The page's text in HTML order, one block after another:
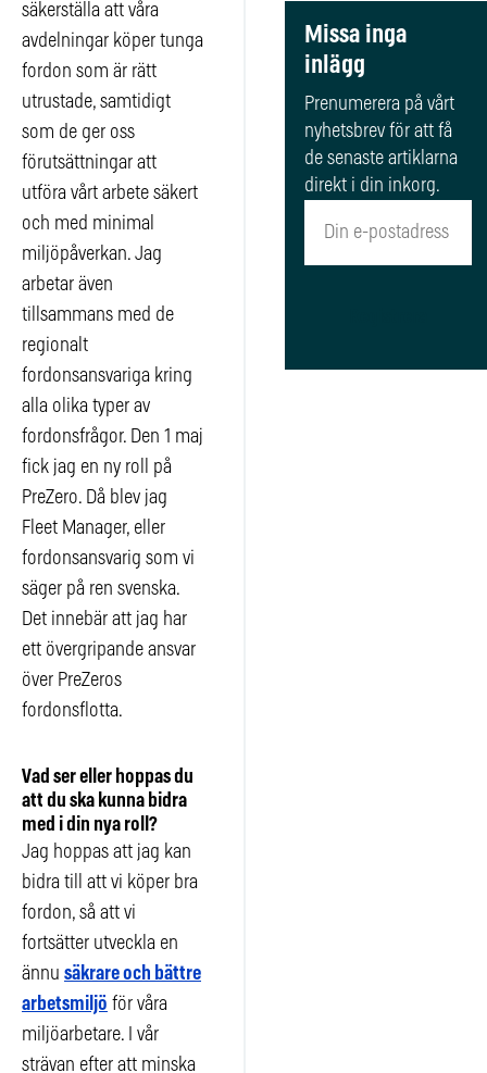
säkerställa att våra
avdelningar köper tunga
fordon som är rätt
utrustade, samtidigt
som de ger oss
förutsättningar att
utföra vårt arbete säkert
och med minimal
miljöpåverkan. Jag
arbetar även
tillsammans med de
regionalt
fordonsansvariga kring
alla olika typer av
fordonsfrågor. Den 1 maj
fick jag en ny roll på
PreZero. Då blev jag
Fleet Manager, eller
fordonsansvarig som vi
säger på ren svenska.
Det innebär att jag har
ett övergripande ansvar
över PreZeros
fordonsflotta.
Vad ser eller hoppas du
att du ska kunna bidra
med i din nya roll?
Jag hoppas att jag kan
bidra till att vi köper bra
fordon, så att vi
fortsätter utveckla en
ännu säkrare och bättre
arbetsmiljö för våra
miljöarbetare. I vår
strävan efter att minska
Missa inga
inlägg
Prenumerera på vårt
nyhetsbrev för att få
de senaste artiklarna
direkt i din inkorg.